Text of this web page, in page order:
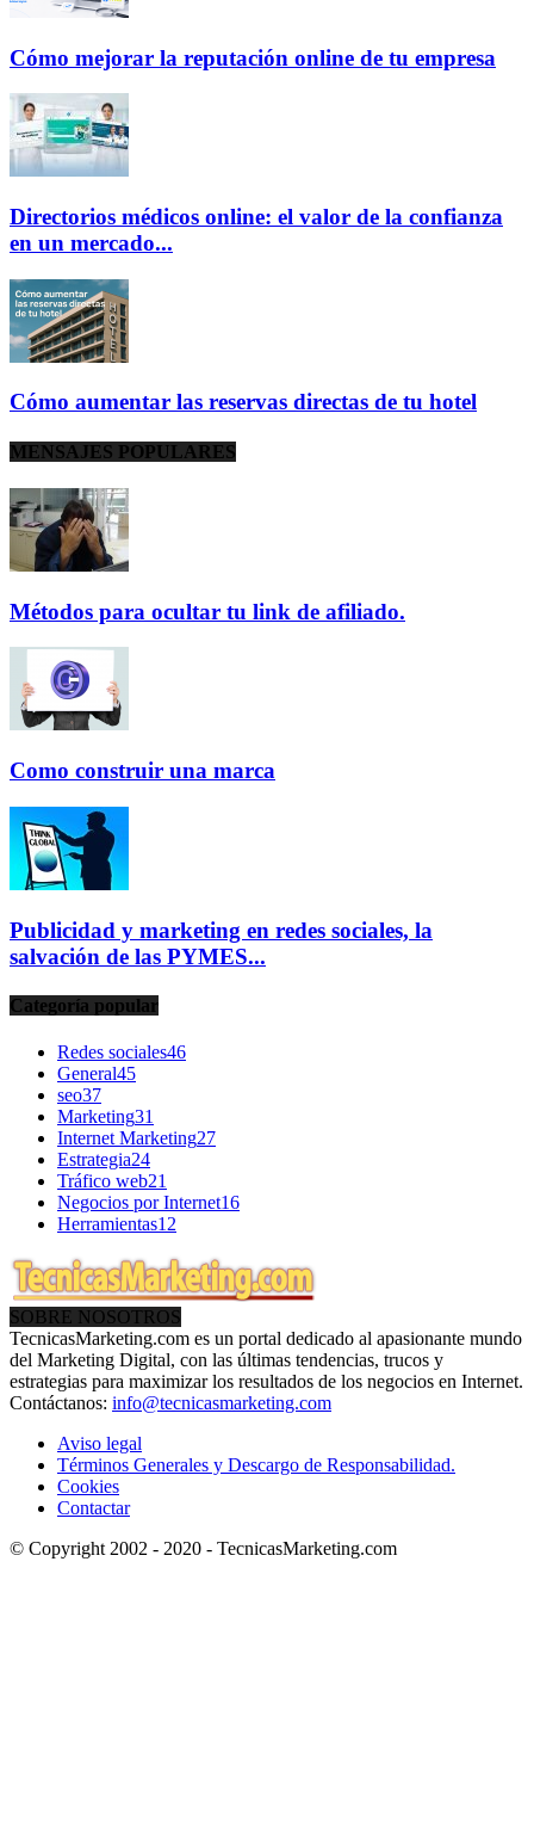
Cómo mejorar la reputación online de tu empresa
Directorios médicos online: el valor de la confianza
en un mercado...
Cómo aumentar las reservas directas de tu hotel
MENSAJES POPULARES
Métodos para ocultar tu link de afiliado.
Como construir una marca
Publicidad y marketing en redes sociales, la
salvación de las PYMES...
Categoría popular
Redes sociales46
General45
seo37
Marketing31
Internet Marketing27
Estrategia24
Tráfico web21
Negocios por Internet16
Herramientas12
SOBRE NOSOTROS
TecnicasMarketing.com es un portal dedicado al apasionante mundo
del Marketing Digital, con las últimas tendencias, trucos y
estrategias para maximizar los resultados de los negocios en Internet.
Contáctanos: info@tecnicasmarketing.com
Aviso legal
Términos Generales y Descargo de Responsabilidad.
Cookies
Contactar
© Copyright 2002 - 2020 - TecnicasMarketing.com